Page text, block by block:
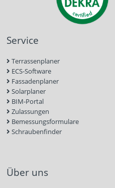
Service
Terrassenplaner
ECS-Software
Fassadenplaner
Solarplaner
BIM-Portal
Zulassungen
Bemessungsformulare
Schraubenfinder
Über uns